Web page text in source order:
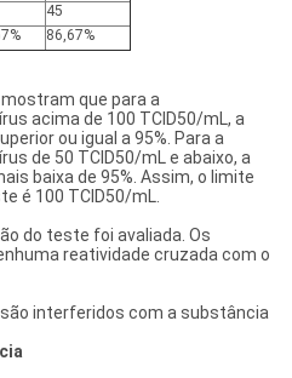
45
86,67%
que para a
acima de 100 TCID50/mL, a
ou igual a 95%. Para a
de 50 TCID50/mL e abaixo, a
baixa de 95%. Assim, o limite
é 100 TCID50/mL.
do teste foi avaliada. Os
reatividade cruzada com o
interferidos com a substância